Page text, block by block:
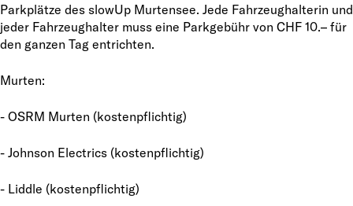
Parkplätze des slowUp Murtensee. Jede Fahrzeughalterin und
jeder Fahrzeughalter muss eine Parkgebühr von CHF 10.– für
den ganzen Tag entrichten.
Murten:
- OSRM Murten (kostenpflichtig)
- Johnson Electrics (kostenpflichtig)
- Liddle (kostenpflichtig)